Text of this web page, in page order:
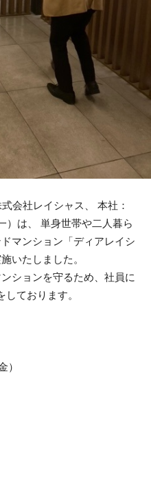
会社レイシャス、 本社：
）は、 単身世帯や二人暮ら
マンション「ディアレイシ
いたしました。
ションを守るため、社員に
ております。
）